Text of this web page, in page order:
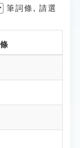
筆詞條, 請選